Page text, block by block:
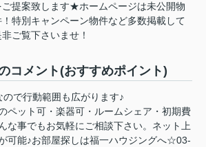
ご提案致します★ホームページは未公開物
特別キャンペーン物件など多数掲載して
ご覧下さいませ！
コメント(おすすめポイント)
で行動範囲も広がります♪
ペット可・楽器可・ルームシェア・初期費
な事でもお気軽にご相談下さい。ネット上
可能♪お部屋探しは福一ハウジングへ☆03-